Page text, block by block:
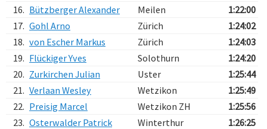
16. Bützberger Alexander Meilen
1:22:00
17. Gohl Arno Zürich
1:24:02
18. von Escher Markus Zürich
1:24:03
19. Flückiger Yves Solothurn
1:24:20
20. Zurkirchen Julian Uster
1:25:44
21. Verlaan Wesley Wetzikon
1:25:49
22. Preisig Marcel Wetzikon ZH
1:25:56
23. Osterwalder Patrick Winterthur
1:26:25